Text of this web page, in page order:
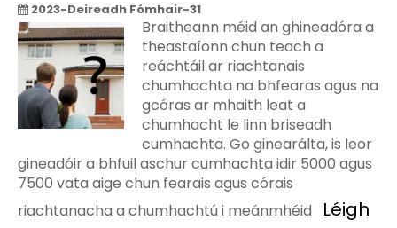
2023-Deireadh Fómhair-31
Braitheann méid an ghineadóra a
theastaíonn chun teach a
reáchtáil ar riachtanais
chumhachta na bhfearas agus na
gcóras ar mhaith leat a
chumhacht le linn briseadh
cumhachta. Go ginearálta, is leor
gineadóir a bhfuil aschur cumhachta idir 5000 agus
7500 vata aige chun fearais agus córais
riachtanacha a chumhachtú i meánmhéid Léigh